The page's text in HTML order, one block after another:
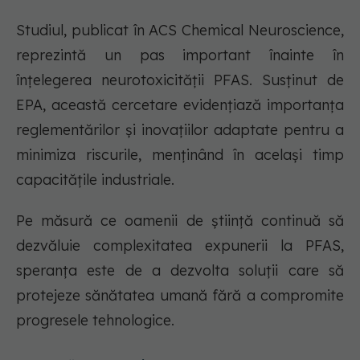
Studiul, publicat în ACS Chemical Neuroscience,
reprezintă un pas important înainte în
înțelegerea neurotoxicității PFAS. Susținut de
EPA, această cercetare evidențiază importanța
reglementărilor și inovațiilor adaptate pentru a
minimiza riscurile, menținând în același timp
capacitățile industriale.
Pe măsură ce oamenii de știință continuă să
dezvăluie complexitatea expunerii la PFAS,
speranța este de a dezvolta soluții care să
protejeze sănătatea umană fără a compromite
progresele tehnologice.